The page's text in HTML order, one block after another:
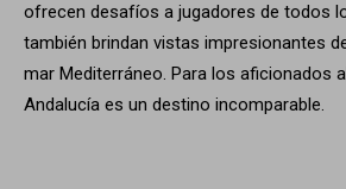
ofrecen desafíos a jugadores de todos
también brindan vistas impresionantes
mar Mediterráneo. Para los aficionados
Andalucía es un destino incomparable.